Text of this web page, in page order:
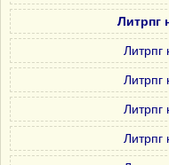
Литрпг
Литрпг
Литрпг
Литрпг
Литрпг